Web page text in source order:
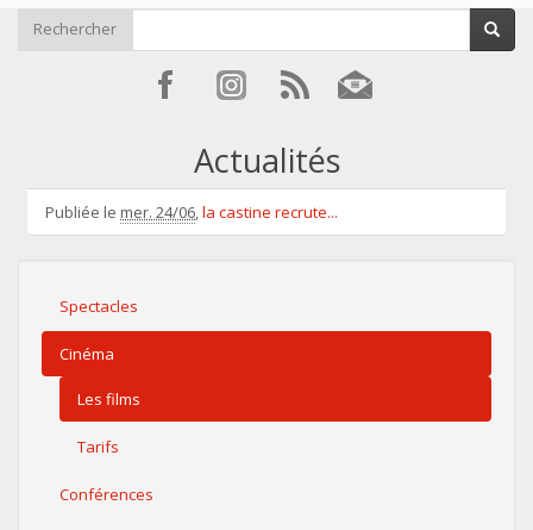
Rechercher
Actualités
Publiée le mer. 24/06,la castine recrute...
Spectacles
Cinéma
Les films
Tarifs
Conférences